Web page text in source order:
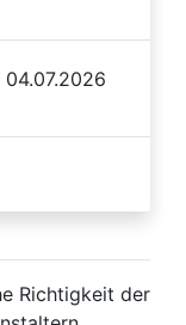
Richtigkeit der